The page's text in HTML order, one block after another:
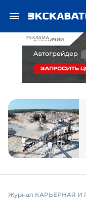
РЕКЛАМА
Журнал КАРЬЕРНАЯ И